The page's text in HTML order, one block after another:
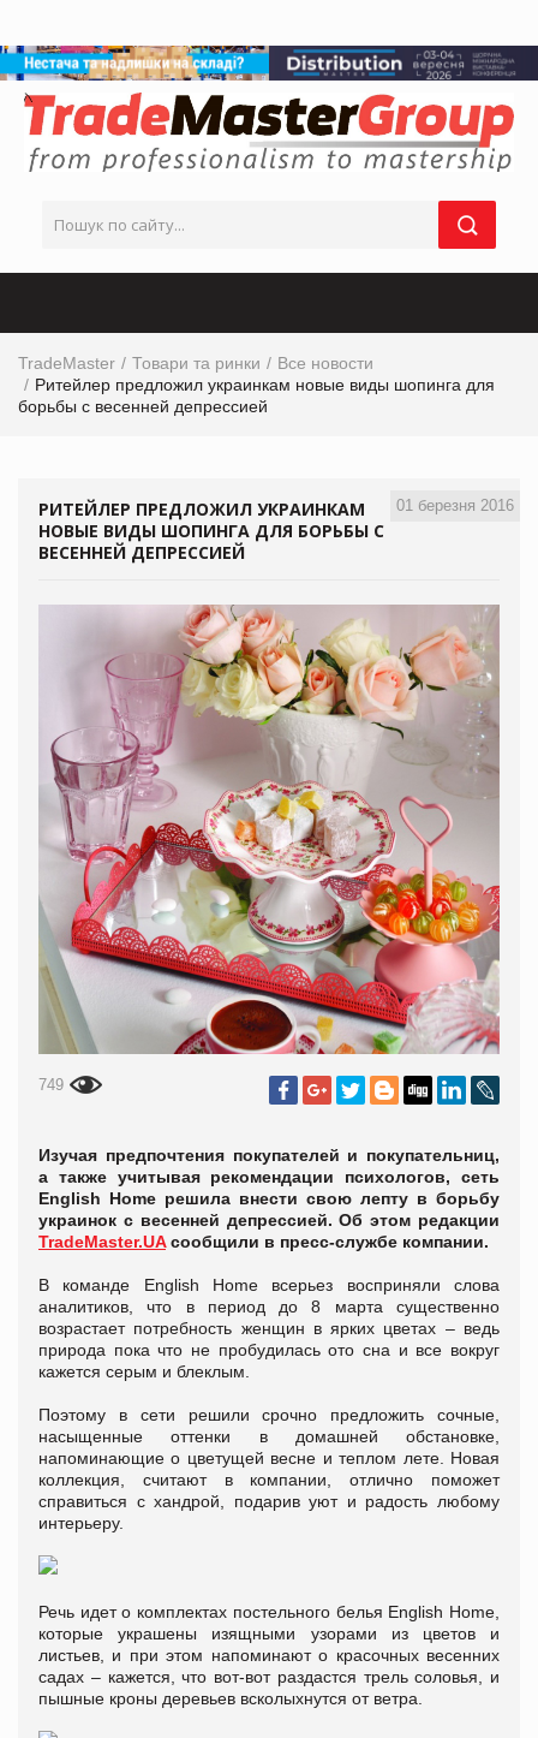
TradeMaster Товари та ринки
Все новости
Ритейлер предложил украинкам новые виды шопинга для
борьбы с весенней депрессией
01 березня 2016
РИТЕЙЛЕР ПРЕДЛОЖИЛ УКРАИНКАМ
НОВЫЕ ВИДЫ ШОПИНГА ДЛЯ БОРЬБЫ С
ВЕСЕННЕЙ ДЕПРЕССИЕЙ
749
Изучая предпочтения покупателей и покупательниц,
а также учитывая рекомендации психологов, сеть
English Home решила внести свою лепту в борьбу
украинок с весенней депрессией. Об этом редакции
TradeMaster.UAсообщили в пресс-службе компании.
В команде English Home всерьез восприняли слова
аналитиков, что в период до 8 марта существенно
возрастает потребность женщин в ярких цветах – ведь
природа пока что не пробудилась ото сна и все вокруг
кажется серым и блеклым.
Поэтому в сети решили срочно предложить сочные,
насыщенные оттенки в домашней обстановке,
напоминающие о цветущей весне и теплом лете. Новая
коллекция, считают в компании, отлично поможет
справиться с хандрой, подарив уют и радость любому
интерьеру.
Речь идет о комплектах постельного белья English Home,
которые украшены изящными узорами из цветов и
листьев, и при этом напоминают о красочных весенних
садах – кажется, что вот-вот раздастся трель соловья, и
пышные кроны деревьев всколыхнутся от ветра.